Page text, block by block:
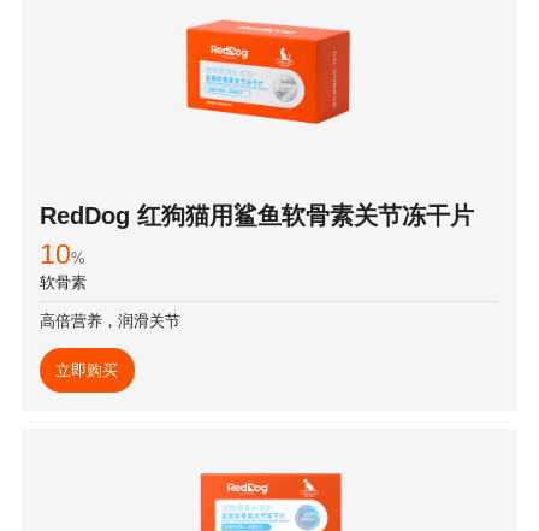
RedDog 红狗猫用鲨鱼软骨素关节冻干片
10%
软骨素
高倍营养，润滑关节
立即购买